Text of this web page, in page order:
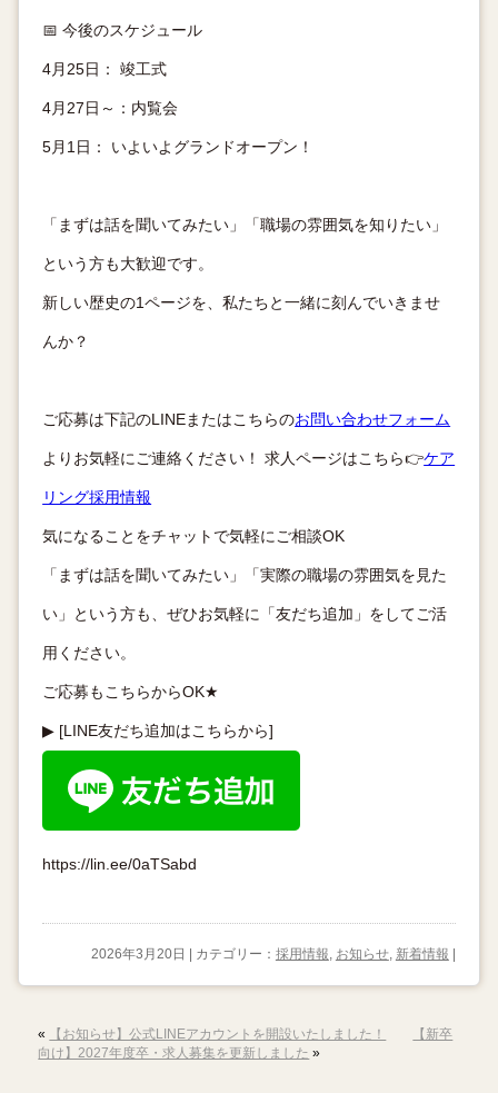
📅 今後のスケジュール
4月25日： 竣工式
4月27日～：内覧会
5月1日： いよいよグランドオープン！
「まずは話を聞いてみたい」「職場の雰囲気を知りたい」
という方も大歓迎です。
新しい歴史の1ページを、私たちと一緒に刻んでいきませ
んか？
ご応募は下記のLINEまたはこちらのお問い合わせフォーム
よりお気軽にご連絡ください！ 求人ページはこちら👉ケア
リング採用情報
気になることをチャットで気軽にご相談OK
「まずは話を聞いてみたい」「実際の職場の雰囲気を見た
い」という方も、ぜひお気軽に「友だち追加」をしてご活
用ください。
ご応募もこちらからOK★
▶ [LINE友だち追加はこちらから]
https://lin.ee/0aTSabd
2026年3月20日 | カテゴリー： 採用情報 お知らせ, 新着情報 |
« 【お知らせ】公式LINEアカウントを開設いたしました！
【新卒
向け】2027年度卒・求人募集を更新しました »